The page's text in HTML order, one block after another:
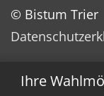
Ihre
© Bistum Trier